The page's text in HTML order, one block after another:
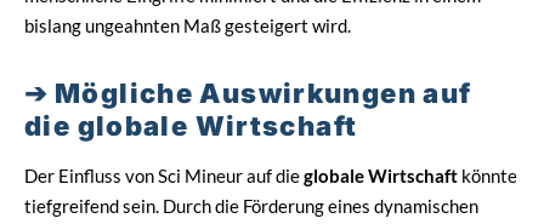
bislang ungeahnten Maß gesteigert wird.
Mögliche Auswirkungen auf
die globale Wirtschaft
Der Einfluss von Sci Mineur auf dieglobale Wirtschaft könnte
tiefgreifend sein. Durch die Förderung eines dynamischen